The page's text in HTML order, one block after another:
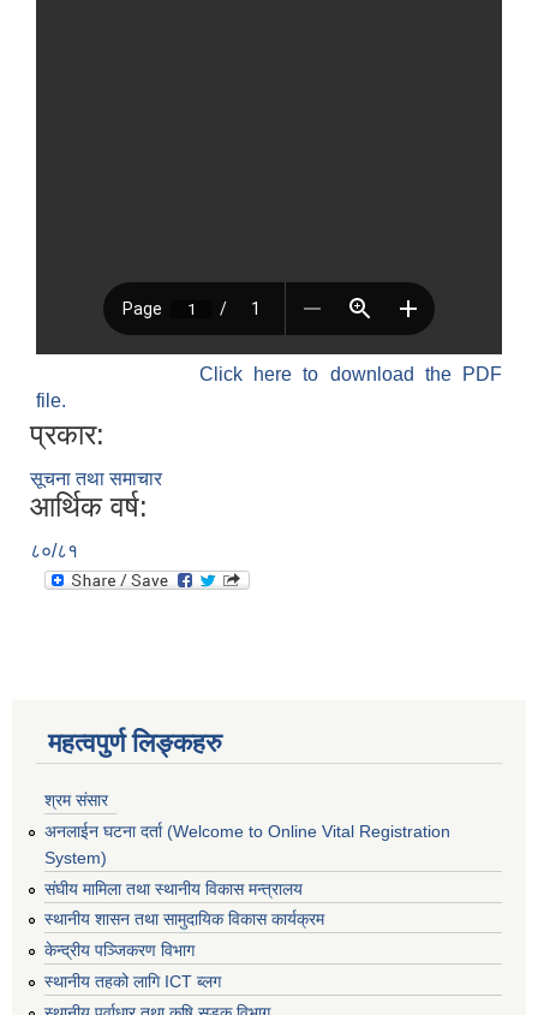
Click here to download the PDF
file.
प्रकार:
सूचना तथा समाचार
आर्थिक वर्ष:
८०/८१
महत्वपुर्ण लिङ्कहरु
श्रम संसार
अनलाईन घटना दर्ता (Welcome to Online Vital Registration
System)
संघीय मामिला तथा स्थानीय विकास मन्त्रालय
स्थानीय शासन तथा सामुदायिक विकास कार्यक्रम
केन्द्रीय पञ्जिकरण विभाग
स्थानीय तहको लागि ICT ब्लग